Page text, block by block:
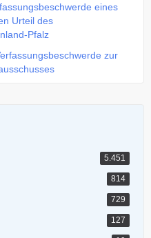
eines
Urteil des
Pfalz
zur
5.451
814
729
127